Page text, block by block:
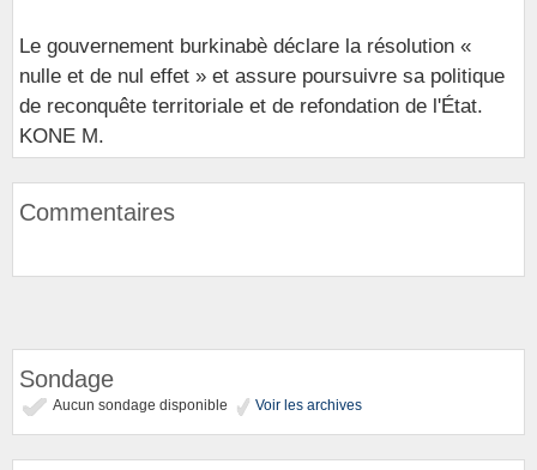
Le gouvernement burkinabè déclare la résolution «
nulle et de nul effet » et assure poursuivre sa politique
de reconquête territoriale et de refondation de l'État.
KONE M.
Commentaires
Sondage
Aucun sondage disponible Voir les archives